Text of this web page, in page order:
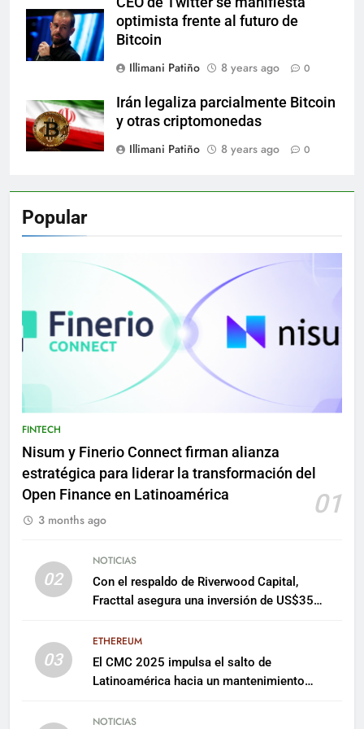
optimista frente al futuro de
Bitcoin
Illimani Patiño
8 years ago 0
Irán legaliza parcialmente Bitcoin
y otras criptomonedas
Illimani Patiño
8 years ago 0
Popular
FINTECH
Nisum y Finerio Connect firman alianza
estratégica para liderar la transformación del
Open Finance en Latinoamérica
01
3 months ago
02
NOTICIAS
Con el respaldo de Riverwood Capital,
Fracttal asegura una inversión de US$35
03
ETHEREUM
El CMC 2025 impulsa el salto de
Latinoamérica hacia un mantenimiento
NOTICIAS